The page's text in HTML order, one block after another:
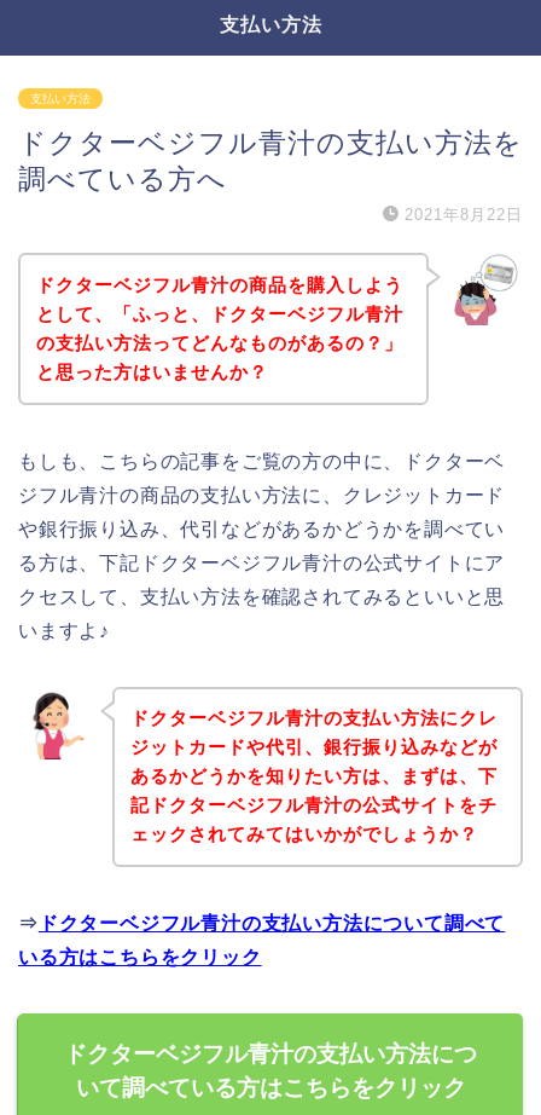
支払い方法
支払い方法
ドクターベジフル青汁の支払い方法を
調べている方へ
2021年8月22日
ドクターベジフル青汁の商品を購入しよう
として、「ふっと、ドクターベジフル青汁
の支払い方法ってどんなものがあるの？」
と思った方はいませんか？
もしも、こちらの記事をご覧の方の中に、ドクターベ
ジフル青汁の商品の支払い方法に、クレジットカード
や銀行振り込み、代引などがあるかどうかを調べてい
る方は、下記ドクターベジフル青汁の公式サイトにア
クセスして、支払い方法を確認されてみるといいと思
いますよ♪
ドクターベジフル青汁の支払い方法にクレ
ジットカードや代引、銀行振り込みなどが
あるかどうかを知りたい方は、まずは、下
記ドクターベジフル青汁の公式サイトをチ
ェックされてみてはいかがでしょうか？
⇒ ドクターベジフル青汁の支払い方法について調べて
いる方はこちらをクリック
ドクターベジフル青汁の支払い方法につ
いて調べている方はこちらをクリック